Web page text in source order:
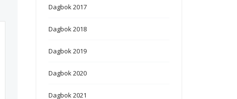
Dagbok 2017
Dagbok 2018
Dagbok 2019
Dagbok 2020
Dagbok 2021